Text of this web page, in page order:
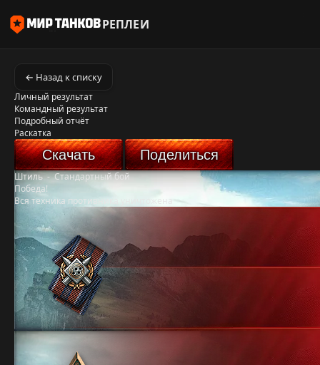
РЕПЛЕИ
← Назад к списку
Личный результат
Командный результат
Подробный отчёт
Раскатка
Скачать Поделиться
Штиль-Стандартный бой
Победа!
Вся техника противника уничтожена